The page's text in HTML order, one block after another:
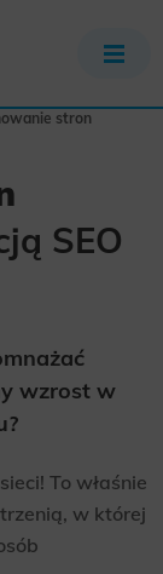
stron
SEO
wzrost w
To właśnie
w której